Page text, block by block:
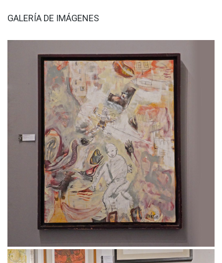
GALERÍA DE IMÁGENES